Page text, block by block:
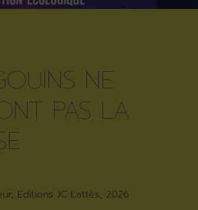
NE
PAS LA
Editions JC Lattès, 2026